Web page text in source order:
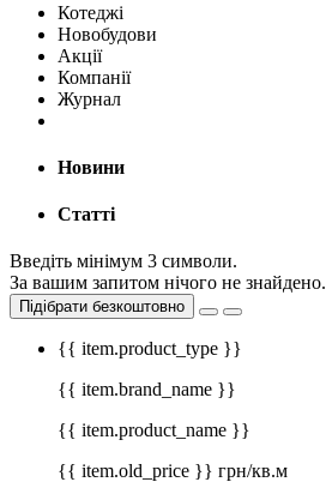
Котеджі
Новобудови
Акції
Компанії
Журнал
Новини
Статті
Введіть мінімум 3 символи.
За вашим запитом нічого не знайдено.
Підібрати безкоштовно
{{ item.product_type }}
{{ item.brand_name }}
{{ item.product_name }}
{{ item.old_price }} грн/кв.м